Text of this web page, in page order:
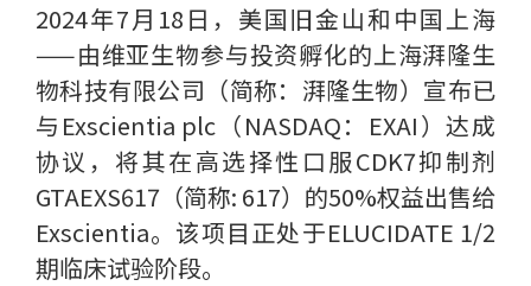
2024年7月18日，美国旧金山和中国上海
——由维亚生物参与投资孵化的上海湃隆生
物科技有限公司（简称：湃隆生物）宣布已
与Exscientia plc（NASDAQ：EXAI）达成
协议，将其在高选择性口服CDK7抑制剂
GTAEXS617（简称: 617）的50%权益出售给
Exscientia。该项目正处于ELUCIDATE 1/2
期临床试验阶段。